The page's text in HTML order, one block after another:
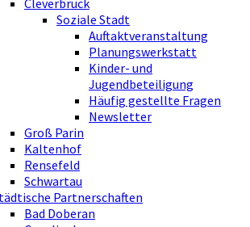
Soziale Stadt
Auftaktveranstaltung
Planungswerkstatt
Kinder- und
Jugendbeteiligung
Häufig gestellte Fragen
Newsletter
Groß Parin
Kaltenhof
Rensefeld
Schwartau
Partnerschaften
Bad Doberan